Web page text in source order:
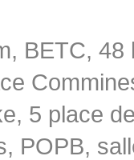
BETC,
5 place
POPB,